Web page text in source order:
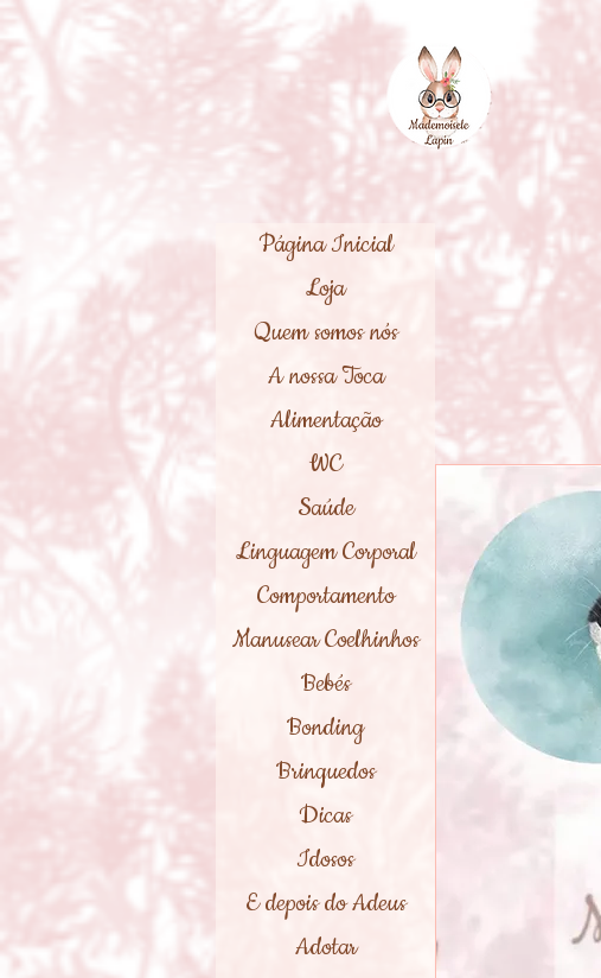
Página Inicial
Loja
Quem somos nós
A nossa Toca
Alimentação
WC
Saúde
Linguagem Corporal
Comportamento
Manusear Coelhinhos
Bebés
Bonding
Brinquedos
Dicas
Idosos
E depois do Adeus
Adotar